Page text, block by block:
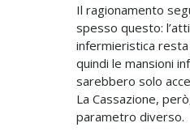
Il ragionamento
spesso questo:
infermieristica
quindi le mansioni
sarebbero solo
La Cassazione,
parametro diverso.